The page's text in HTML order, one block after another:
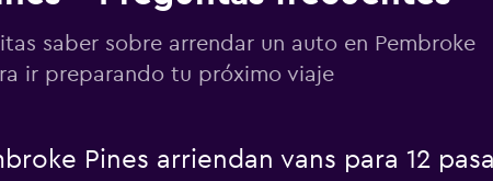
saber sobre arrendar un auto en Pembroke
ir preparando tu próximo viaje
Pines arriendan vans para 12